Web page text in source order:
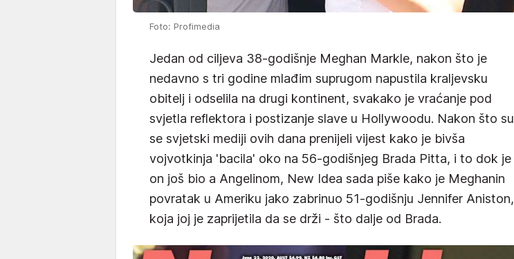
Foto: Profimedia
Jedan od ciljeva 38-godišnje Meghan Markle, nakon što je
nedavno s tri godine mlađim suprugom napustila kraljevsku
obitelj i odselila na drugi kontinent, svakako je vraćanje pod
svjetla reflektora i postizanje slave u Hollywoodu. Nakon što su
se svjetski mediji ovih dana prenijeli vijest kako je bivša
vojvotkinja 'bacila' oko na 56-godišnjeg Brada Pitta, i to dok je
on još bio a Angelinom, New Idea sada piše kako je Meghanin
povratak u Ameriku jako zabrinuo 51-godišnju Jennifer Aniston,
koja joj je zaprijetila da se drži - što dalje od Brada.